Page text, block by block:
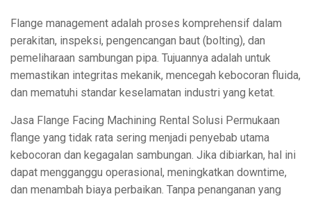
Flange management adalah proses komprehensif dalam
perakitan, inspeksi, pengencangan baut (bolting), dan
pemeliharaan sambungan pipa. Tujuannya adalah untuk
memastikan integritas mekanik, mencegah kebocoran fluida,
dan mematuhi standar keselamatan industri yang ketat.
Jasa Flange Facing Machining Rental Solusi Permukaan
flange yang tidak rata sering menjadi penyebab utama
kebocoran dan kegagalan sambungan. Jika dibiarkan, hal ini
dapat mengganggu operasional, meningkatkan downtime,
dan menambah biaya perbaikan. Tanpa penanganan yang